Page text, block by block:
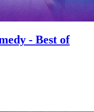
- Best of